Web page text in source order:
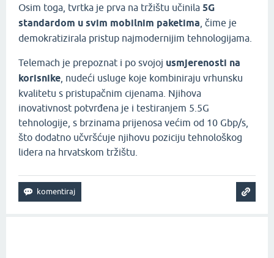
Osim toga, tvrtka je prva na tržištu učinila 5G
standardom u svim mobilnim paketima , čime je
demokratizirala pristup najmodernijim tehnologijama.
Telemach je prepoznat i po svojoj usmjerenosti na
korisnike , nudeći usluge koje kombiniraju vrhunsku
kvalitetu s pristupačnim cijenama. Njihova
inovativnost potvrđena je i testiranjem 5.5G
tehnologije, s brzinama prijenosa većim od 10 Gbp/s,
što dodatno učvršćuje njihovu poziciju tehnološkog
lidera na hrvatskom tržištu.